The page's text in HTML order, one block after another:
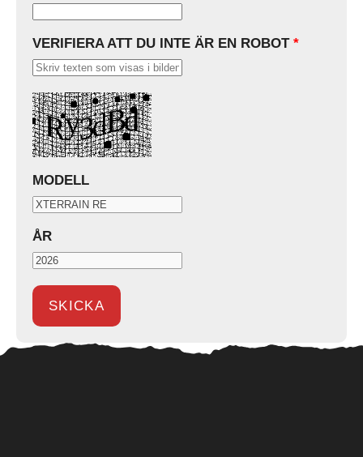
VERIFIERA ATT DU INTE ÄR EN ROBOT *
MODELL
ÅR